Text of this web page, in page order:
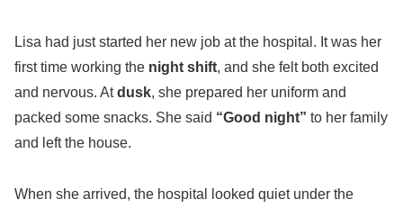
Lisa had just started her new job at the hospital. It was her
first time working the night shift, and she felt both excited
and nervous. Atdusk, she prepared her uniform and
packed some snacks. She said “Good night” to her family
and left the house.
When she arrived, the hospital looked quiet under the